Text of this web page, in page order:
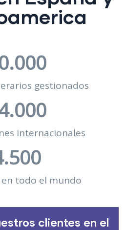
gestionados
internacionales
en todo el mundo
clientes en el